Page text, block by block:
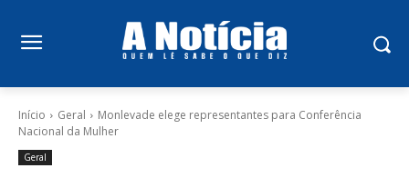
Início Geral
Monlevade elege representantes para Conferência
Nacional da Mulher
Geral